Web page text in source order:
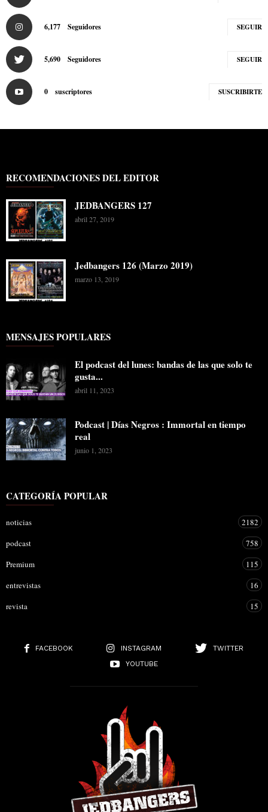
6,177 Seguidores SEGUIR
5,690 Seguidores SEGUIR
0 suscriptores SUSCRIBIRTE
RECOMENDACIONES DEL EDITOR
JEDBANGERS 127
abril 27, 2019
Jedbangers 126 (Marzo 2019)
marzo 13, 2019
MENSAJES POPULARES
El podcast del lunes: bandas de las que solo te
gusta...
abril 11, 2023
Podcast | Días Negros : Immortal en tiempo
real
junio 1, 2023
CATEGORÍA POPULAR
noticias
2182
podcast
758
Premium
115
entrevistas
16
revista
15
FACEBOOK INSTAGRAM
TWITTER
YOUTUBE